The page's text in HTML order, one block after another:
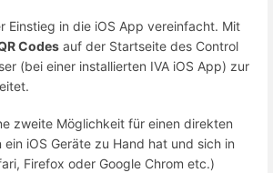
Einstieg in die iOS App vereinfacht. Mit
Codes auf der Startseite des Control
(bei einer installierten IVA iOS App) zur
zweite Möglichkeit für einen direkten
ein iOS Geräte zu Hand hat und sich in
Firefox oder Google Chrom etc.)